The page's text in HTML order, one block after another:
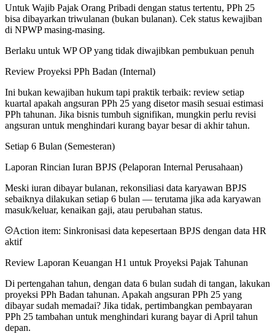
Untuk Wajib Pajak Orang Pribadi dengan status tertentu, PPh 25
bisa dibayarkan triwulanan (bukan bulanan). Cek status kewajiban
di NPWP masing-masing.
Berlaku untuk WP OP yang tidak diwajibkan pembukuan penuh
Review Proyeksi PPh Badan (Internal)
Ini bukan kewajiban hukum tapi praktik terbaik: review setiap
kuartal apakah angsuran PPh 25 yang disetor masih sesuai estimasi
PPh tahunan. Jika bisnis tumbuh signifikan, mungkin perlu revisi
angsuran untuk menghindari kurang bayar besar di akhir tahun.
Setiap 6 Bulan (Semesteran)
Laporan Rincian Iuran BPJS (Pelaporan Internal Perusahaan)
Meski iuran dibayar bulanan, rekonsiliasi data karyawan BPJS
sebaiknya dilakukan setiap 6 bulan — terutama jika ada karyawan
masuk/keluar, kenaikan gaji, atau perubahan status.
Action item: Sinkronisasi data kepesertaan BPJS dengan data HR
aktif
Review Laporan Keuangan H1 untuk Proyeksi Pajak Tahunan
Di pertengahan tahun, dengan data 6 bulan sudah di tangan, lakukan
proyeksi PPh Badan tahunan. Apakah angsuran PPh 25 yang
dibayar sudah memadai? Jika tidak, pertimbangkan pembayaran
PPh 25 tambahan untuk menghindari kurang bayar di April tahun
depan.